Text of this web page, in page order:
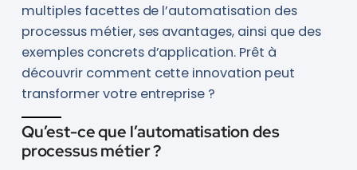
multiples facettes de l’automatisation des
processus métier, ses avantages, ainsi que des
exemples concrets d’application. Prêt à
découvrir comment cette innovation peut
transformer votre entreprise ?
Qu’est-ce que l’automatisation des
processus métier ?